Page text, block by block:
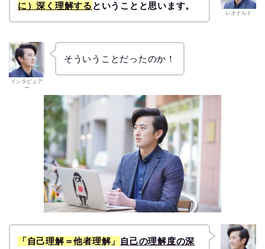
レオナルド
に）深く理解する ということと思います。
インタビュア
ー
そういうことだったのか！
「自己理解＝他者理解」
自己の理解度の深